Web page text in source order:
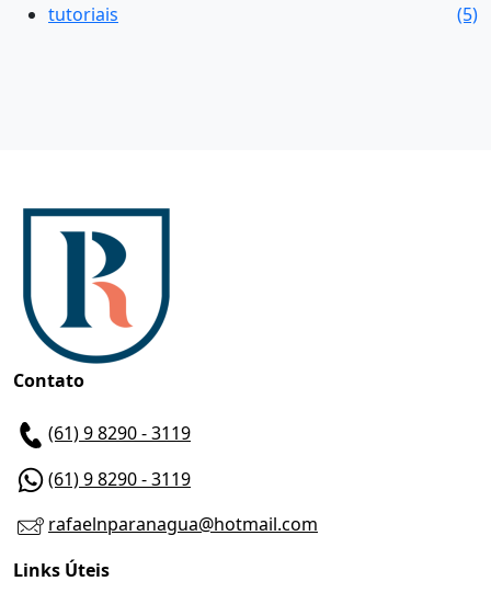
tutoriais
(5)
Contato
(61) 9 8290 - 3119
(61) 9 8290 - 3119
rafaelnparanagua@hotmail.com
Links Úteis